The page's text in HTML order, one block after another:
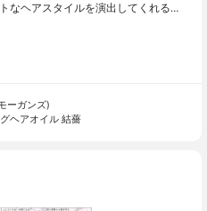
なヘアスタイルを演出してくれる…
ーガンズ)
ヘアオイル 結薔